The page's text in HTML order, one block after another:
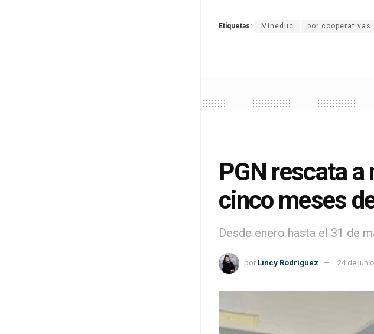
Etiquetas: Mineduc por cooperativas
PGN rescata
cinco meses
Desde enero hasta el 31 de
por Lincy Rodríguez 24 de